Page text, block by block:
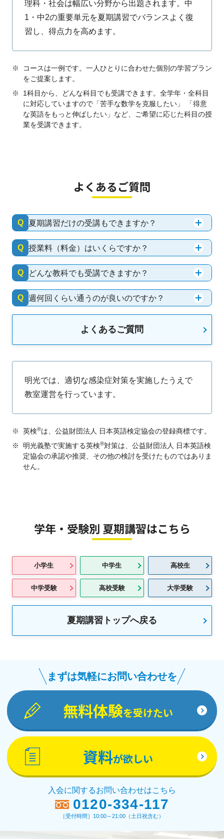
理科・社会は幅広い分野から出題されます。中
1・中2の重要単元を夏期講習でバランスよく復
習し、得点力を高めます。
※
コースは一例です。一人ひとりに合わせた個別の学習プラン
をご提案します。
※
1科目から、どんな科目でも受講できます。全学年・全科目
に対応していますので「苦手な数学を克服したい」 「得意
な英語をもっと伸ばしたい」など、ご希望に応じた科目の授
業を受講できます。
よくあるご質問
Q 夏期講習だけの受講もできますか？
Q 授業料（料金）はいくらですか？
Q どんな教科でも受講できますか？
Q 週何回くらい通うのが良いのですか？
よくあるご質問
明光では、適切な感染症対策を実施したうえで
教室運営を行っています。
※ 英検®は、公益財団法人 日本英語検定協会の登録商標です。
※
明光義塾で実施する英検®対策は、公益財団法人 日本英語検
定協会の承認や推奨、その他の検討を受けたものではありま
せん。
学年・受験別 夏期講習はこちら
小学生 中学生 高校生
中学受験 高校受験 大学受験
夏期講習トップへ戻る
まずは気軽にお問い合わせを
無料体験を受けたい
資料が欲しい
入会に関するお問い合わせはこちら
0120-334-117
［受付時間］10:00～21:00（土日祝含む）